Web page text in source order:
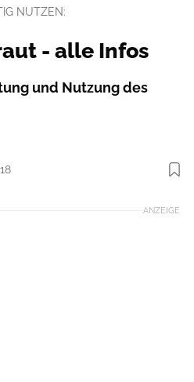
NUTZEN:
- alle Infos
und Nutzung des
Foto: Colourbox.de
ANZEIGE